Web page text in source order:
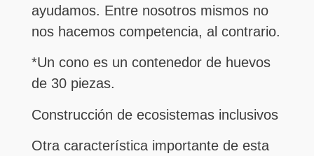
ayudamos. Entre nosotros mismos no
nos hacemos competencia, al contrario.
*Un cono es un contenedor de huevos
de 30 piezas.
Construcción de ecosistemas inclusivos
Otra característica importante de esta